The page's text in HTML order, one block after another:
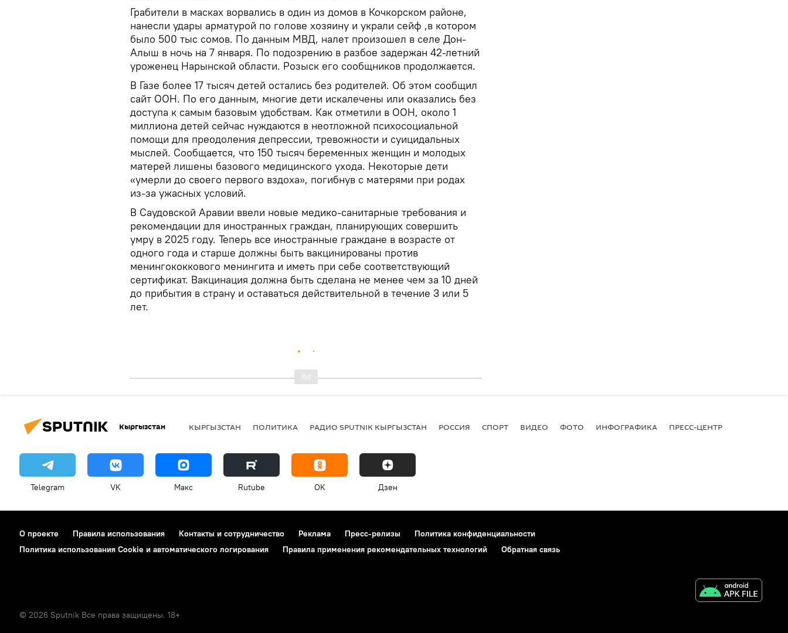
Грабители в масках ворвались в один из домов в Кочкорском районе,
нанесли удары арматурой по голове хозяину и украли сейф ,в котором
было 500 тыс сомов. По данным МВД, налет произошел в селе Дон-
Алыш в ночь на 7 января. По подозрению в разбое задержан 42-летний
уроженец Нарынской области. Розыск его сообщников продолжается.
В Газе более 17 тысяч детей остались без родителей. Об этом сообщил
сайт ООН. По его данным, многие дети искалечены или оказались без
доступа к самым базовым удобствам. Как отметили в ООН, около 1
миллиона детей сейчас нуждаются в неотложной психосоциальной
помощи для преодоления депрессии, тревожности и суицидальных
мыслей. Сообщается, что 150 тысяч беременных женщин и молодых
матерей лишены базового медицинского ухода. Некоторые дети
«умерли до своего первого вздоха», погибнув с матерями при родах
из-за ужасных условий.
В Саудовской Аравии ввели новые медико-санитарные требования и
рекомендации для иностранных граждан, планирующих совершить
умру в 2025 году. Теперь все иностранные граждане в возрасте от
одного года и старше должны быть вакцинированы против
менингококкового менингита и иметь при себе соответствующий
сертификат. Вакцинация должна быть сделана не менее чем за 10 дней
до прибытия в страну и оставаться действительной в течение 3 или 5
лет.
Кыргызстан КЫРГЫЗСТАН ПОЛИТИКА РАДИО SPUTNIK КЫРГЫЗСТАН РОССИЯ СПОРТ ВИДЕО ФОТО ИНФОГРАФИКА ПРЕСС-ЦЕНТР
Telegram VK Макс Rutube OK Дзен
О проекте Правила использования Контакты и сотрудничество Реклама Пресс-релизы
Политика конфиденциальности
Политика использования Cookie и автоматического логирования
Правила применения рекомендательных технологий Обратная связь
© 2026 Sputnik Все права защищены. 18+